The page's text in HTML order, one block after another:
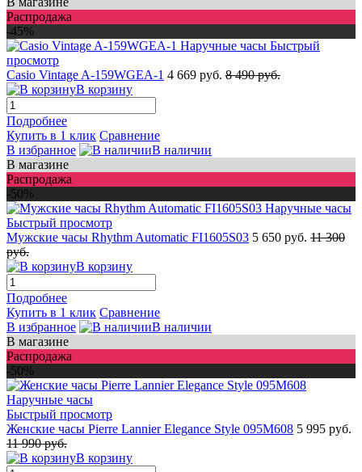
Распродажа
-45%
Быстрый
просмотр
Casio Vintage A-159WGEA-1 4 669 руб. 8 490 руб.
В корзину
Подробнее
Купить в 1 клик Сравнение
В избранное
В наличии
В магазине
Распродажа
-50%
Быстрый просмотр
Мужские часы Rhythm Automatic FI1605S03 5 650 руб. 11 300
руб.
В корзину
Подробнее
Купить в 1 клик Сравнение
В избранное
В наличии
В магазине
Распродажа
-50%
Быстрый просмотр
Женские часы Pierre Lannier Elegance Style 095M608 5 995 руб.
11 990 руб.
В корзину